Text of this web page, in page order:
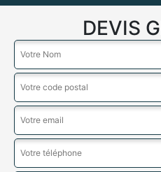
DEVIS